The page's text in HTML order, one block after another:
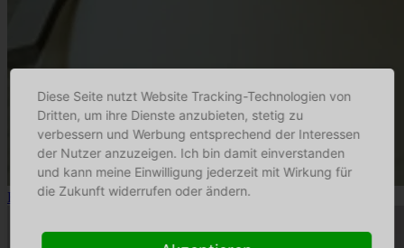
Fitz Leuchtenmanufaktur
Diese Seite nutzt Website Tracking-Technologien von
Dritten, um ihre Dienste anzubieten, stetig zu
verbessern und Werbung entsprechend der Interessen
der Nutzer anzuzeigen. Ich bin damit einverstanden
und kann meine Einwilligung jederzeit mit Wirkung für
die Zukunft widerrufen oder ändern.